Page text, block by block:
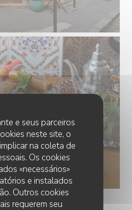
e seus parceiros
neste site, o
na coleta de
Os cookies
«necessários»
e instalados
Outros cookies
requerem seu